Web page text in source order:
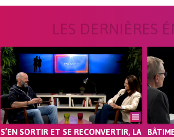
LES DERNIÈRES
S’EN SORTIR ET SE RECONVERTIR, LA